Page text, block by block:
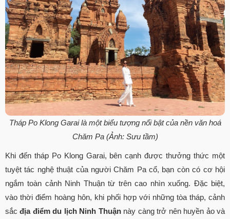
Tháp Po Klong Garai là một biểu tượng nổi bật của nền văn hoá
Chăm Pa (Ảnh: Sưu tầm)
Khi đến tháp Po Klong Garai, bên cạnh được thưởng thức một
tuyệt tác nghệ thuật của người Chăm Pa cổ, bạn còn có cơ hội
ngắm toàn cảnh Ninh Thuận từ trên cao nhìn xuống. Đặc biệt,
vào thời điểm hoàng hôn, khi phối hợp với những tòa tháp, cảnh
sắcđịa điểm du lịch Ninh Thuậnnày càng trở nên huyền ảo và